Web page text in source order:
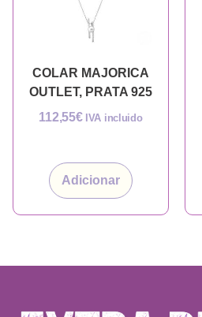
COLAR MAJORICA
OUTLET, PRATA 925
112,55€ IVA incluido
Adicionar